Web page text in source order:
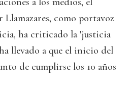
como portavoz
ha criticado la 'justicia
llevado a que el inicio del
de cumplirse los 10 años